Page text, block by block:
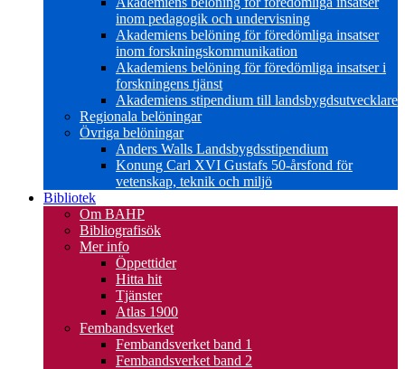
inom pedagogik och undervisning
Akademiens belöning för föredömliga insatser
inom forskningskommunikation
Akademiens belöning för föredömliga insatser i
forskningens tjänst
Akademiens stipendium till landsbygdsutvecklare
Regionala belöningar
Övriga belöningar
Anders Walls Landsbygdsstipendium
Konung Carl XVI Gustafs 50-årsfond för
vetenskap, teknik och miljö
Bibliotek
Om BAHP
Bibliografisök
Mer info
Öppettider
Hitta hit
Tjänster
Atlas 1900
Fembandsverket
Fembandsverket band 1
Fembandsverket band 2